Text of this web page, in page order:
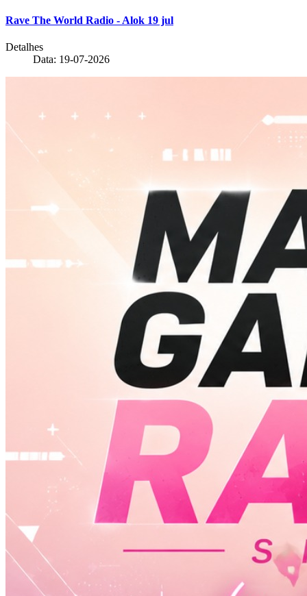
Rave The World Radio - Alok 19 jul
Detalhes
Data: 19-07-2026